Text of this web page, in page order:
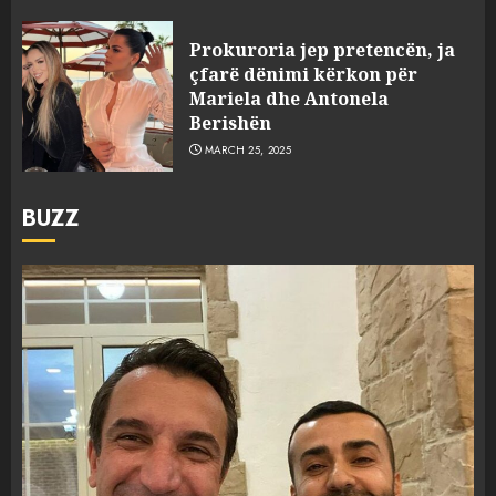
Prokuroria jep pretencën, ja
çfarë dënimi kërkon për
Mariela dhe Antonela
Berishën
MARCH 25, 2025
BUZZ